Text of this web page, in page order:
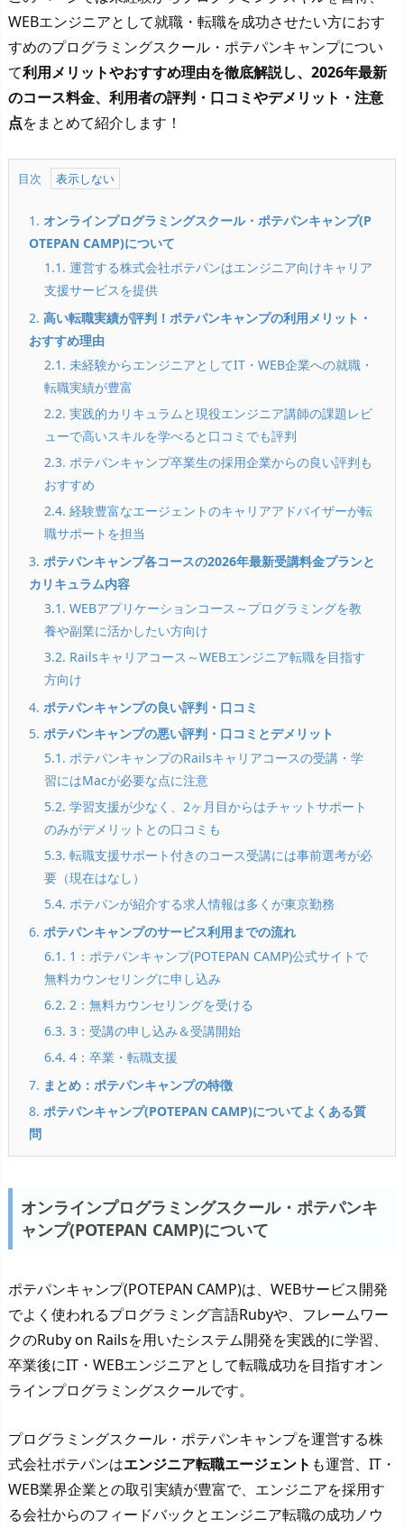
WEBエンジニアとして就職・転職を成功させたい方におす
すめのプログラミングスクール・ポテパンキャンプについ
て利用メリットやおすすめ理由を徹底解説し、2026年最新
のコース料金、利用者の評判・口コミやデメリット・注意
点をまとめて紹介します！
目次
1. オンラインプログラミングスクール・ポテパンキャンプ(P
OTEPAN CAMP)について
1.1. 運営する株式会社ポテパンはエンジニア向けキャリア
支援サービスを提供
2. 高い転職実績が評判！ポテパンキャンプの利用メリット・
おすすめ理由
2.1. 未経験からエンジニアとしてIT・WEB企業への就職・
転職実績が豊富
2.2. 実践的カリキュラムと現役エンジニア講師の課題レビ
ューで高いスキルを学べると口コミでも評判
2.3. ポテパンキャンプ卒業生の採用企業からの良い評判も
おすすめ
2.4. 経験豊富なエージェントのキャリアアドバイザーが転
職サポートを担当
3. ポテパンキャンプ各コースの2026年最新受講料金プランと
カリキュラム内容
3.1. WEBアプリケーションコース～プログラミングを教
養や副業に活かしたい方向け
3.2. Railsキャリアコース～WEBエンジニア転職を目指す
方向け
4. ポテパンキャンプの良い評判・口コミ
5. ポテパンキャンプの悪い評判・口コミとデメリット
5.1. ポテパンキャンプのRailsキャリアコースの受講・学
習にはMacが必要な点に注意
5.2. 学習支援が少なく、2ヶ月目からはチャットサポート
のみがデメリットとの口コミも
5.3. 転職支援サポート付きのコース受講には事前選考が必
要（現在はなし）
5.4. ポテパンが紹介する求人情報は多くが東京勤務
6. ポテパンキャンプのサービス利用までの流れ
6.1. 1：ポテパンキャンプ(POTEPAN CAMP)公式サイトで
無料カウンセリングに申し込み
6.2. 2：無料カウンセリングを受ける
6.3. 3：受講の申し込み＆受講開始
6.4. 4：卒業・転職支援
7. まとめ：ポテパンキャンプの特徴
8. ポテパンキャンプ(POTEPAN CAMP)についてよくある質
問
オンラインプログラミングスクール・ポテパンキ
ャンプ(POTEPAN CAMP)について
ポテパンキャンプ(POTEPAN CAMP)は、WEBサービス開発
でよく使われるプログラミング言語Rubyや、フレームワー
クのRuby on Railsを用いたシステム開発を実践的に学習、
卒業後にIT・WEBエンジニアとして転職成功を目指すオン
ラインプログラミングスクールです。
プログラミングスクール・ポテパンキャンプを運営する株
式会社ポテパンはエンジニア転職エージェント も運営、IT・
WEB業界企業との取引実績が豊富で、エンジニアを採用す
る会社からのフィードバックとエンジニア転職の成功ノウ